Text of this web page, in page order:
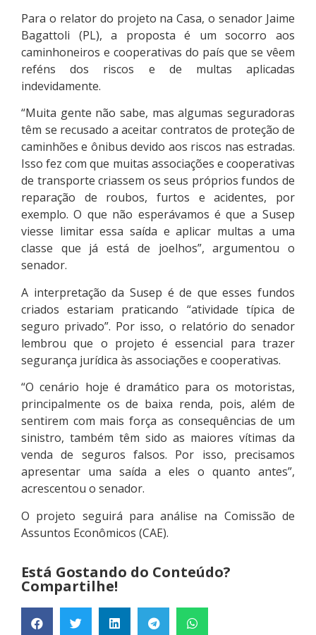
Para o relator do projeto na Casa, o senador Jaime
Bagattoli (PL), a proposta é um socorro aos
caminhoneiros e cooperativas do país que se vêem
reféns dos riscos e de multas aplicadas
indevidamente.
“Muita gente não sabe, mas algumas seguradoras
têm se recusado a aceitar contratos de proteção de
caminhões e ônibus devido aos riscos nas estradas.
Isso fez com que muitas associações e cooperativas
de transporte criassem os seus próprios fundos de
reparação de roubos, furtos e acidentes, por
exemplo. O que não esperávamos é que a Susep
viesse limitar essa saída e aplicar multas a uma
classe que já está de joelhos”, argumentou o
senador.
A interpretação da Susep é de que esses fundos
criados estariam praticando “atividade típica de
seguro privado”. Por isso, o relatório do senador
lembrou que o projeto é essencial para trazer
segurança jurídica às associações e cooperativas.
“O cenário hoje é dramático para os motoristas,
principalmente os de baixa renda, pois, além de
sentirem com mais força as consequências de um
sinistro, também têm sido as maiores vítimas da
venda de seguros falsos. Por isso, precisamos
apresentar uma saída a eles o quanto antes”,
acrescentou o senador.
O projeto seguirá para análise na Comissão de
Assuntos Econômicos (CAE).
Está Gostando do Conteúdo?
Compartilhe!